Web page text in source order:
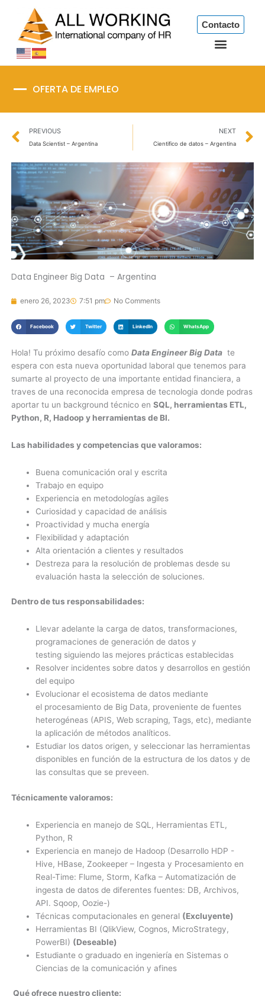
contenido
Contacto
OFERTA DE EMPLEO
Prev
PREVIOUS
Data Scientist – Argentina
NEXT
Cientifico de datos – Argentina
Data Engineer Big Data – Argentina
enero 26, 2023 7:51 pm No Comments
Facebook Twitter LinkedIn WhatsApp
Hola! Tu próximo desafío como Data Engineer Big Data te
espera con esta nueva oportunidad laboral que tenemos para
sumarte al proyecto de una importante entidad financiera, a
traves de una reconocida empresa de tecnologia donde podras
aportar tu un background técnico en SQL, herramientas ETL,
Python, R, Hadoop y herramientas de BI.
Las habilidades y competencias que valoramos:
Buena comunicación oral y escrita
Trabajo en equipo
Experiencia en metodologías agiles
Curiosidad y capacidad de análisis
Proactividad y mucha energía
Flexibilidad y adaptación
Alta orientación a clientes y resultados
Destreza para la resolución de problemas desde su
evaluación hasta la selección de soluciones.
Dentro de tus responsabilidades:
Llevar adelante la carga de datos, transformaciones,
programaciones de generación de datos y
testing siguiendo las mejores prácticas establecidas
Resolver incidentes sobre datos y desarrollos en gestión
del equipo
Evolucionar el ecosistema de datos mediante
el procesamiento de Big Data, proveniente de fuentes
heterogéneas (APIS, Web scraping, Tags, etc), mediante
la aplicación de métodos analíticos.
Estudiar los datos origen, y seleccionar las herramientas
disponibles en función de la estructura de los datos y de
las consultas que se preveen.
Técnicamente valoramos:
Experiencia en manejo de SQL, Herramientas ETL,
Python, R
Experiencia en manejo de Hadoop (Desarrollo HDP -
Hive, HBase, Zookeeper – Ingesta y Procesamiento en
Real-Time: Flume, Storm, Kafka – Automatización de
ingesta de datos de diferentes fuentes: DB, Archivos,
API. Sqoop, Oozie-)
Técnicas computacionales en general (Excluyente)
Herramientas BI (QlikView, Cognos, MicroStrategy,
PowerBI) (Deseable)
Estudiante o graduado en ingeniería en Sistemas o
Ciencias de la comunicación y afines
Qué ofrece nuestro cliente: